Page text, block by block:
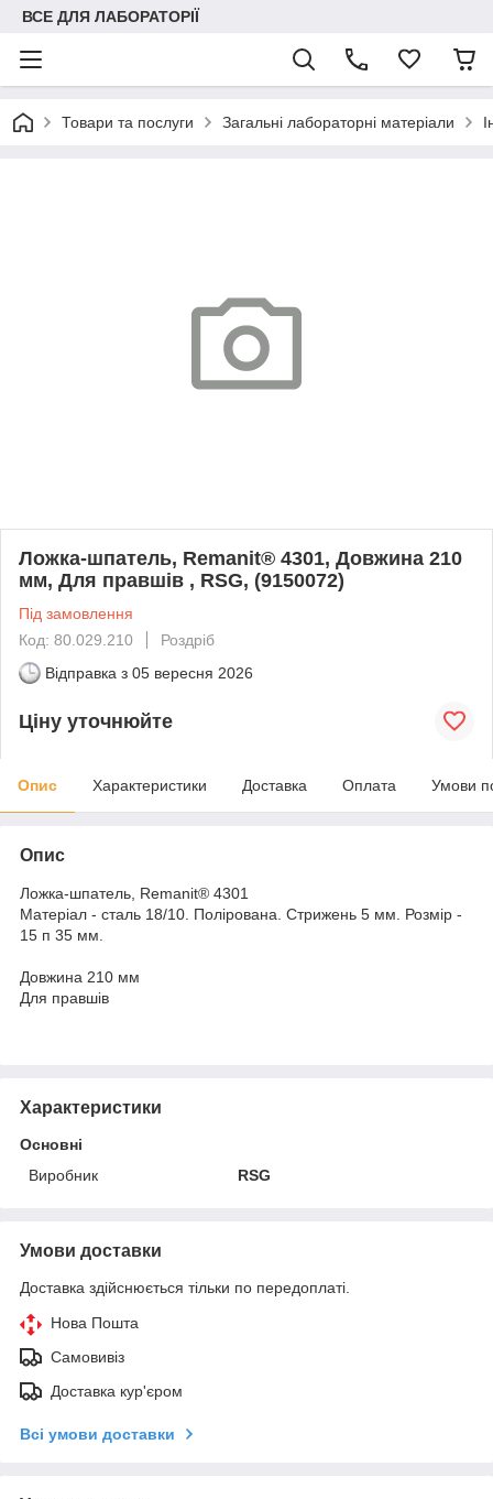
ВСЕ ДЛЯ ЛАБОРАТОРІЇ
Товари та послуги Загальні лабораторні матеріали
Ложка-шпатель, Remanit® 4301, Довжина 210
мм, Для правшів , RSG, (9150072)
Під замовлення
Код: 80.029.210
Роздріб
Відправка з 05 вересня 2026
Ціну уточнюйте
Опис Характеристики Доставка Оплата Умови
Опис
Ложка-шпатель, Remanit® 4301
Матеріал - сталь 18/10. Полірована. Стрижень 5 мм. Розмір -
15 п 35 мм.
Довжина 210 мм
Для правшів
Характеристики
Основні
Виробник
RSG
Умови доставки
Доставка здійснюється тільки по передоплаті.
Нова Пошта
Самовивіз
Доставка кур'єром
Всі умови доставки